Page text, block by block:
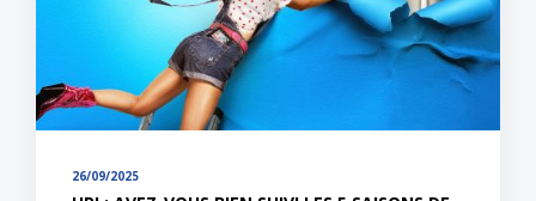
26/09/2025